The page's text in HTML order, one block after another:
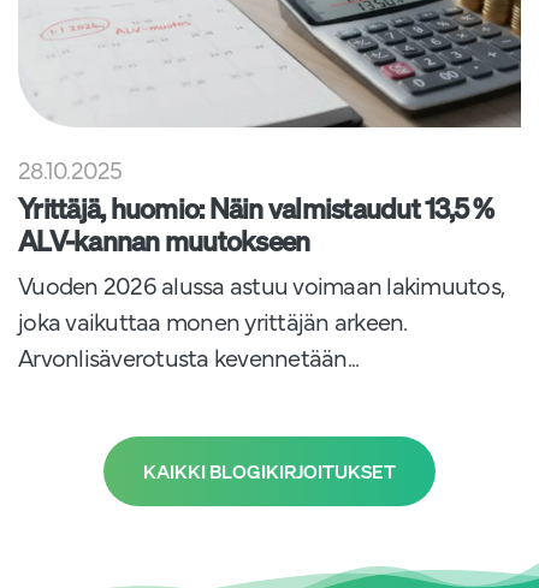
28.10.2025
Yrittäjä, huomio: Näin valmistaudut 13,5 %
ALV-kannan muutokseen
Vuoden 2026 alussa astuu voimaan lakimuutos,
joka vaikuttaa monen yrittäjän arkeen.
Arvonlisäverotusta kevennetään...
KAIKKI BLOGIKIRJOITUKSET